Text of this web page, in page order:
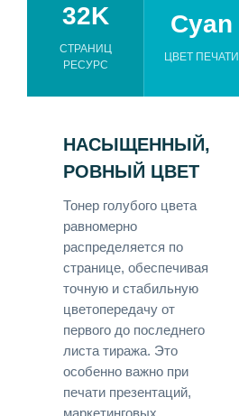
32K
СТРАНИЦ
РЕСУРС
Cyan
ЦВЕТ ПЕЧАТИ
НАСЫЩЕННЫЙ,
РОВНЫЙ ЦВЕТ
Тонер голубого цвета
равномерно
распределяется по
странице, обеспечивая
точную и стабильную
цветопередачу от
первого до последнего
листа тиража. Это
особенно важно при
печати презентаций,
маркетинговых